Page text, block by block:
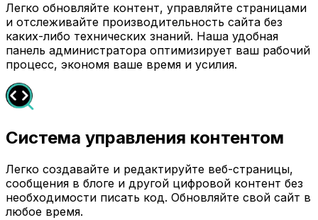
Легко обновляйте контент, управляйте страницами
и отслеживайте производительность сайта без
каких-либо технических знаний. Наша удобная
панель администратора оптимизирует ваш рабочий
процесс, экономя ваше время и усилия.
Система управления контентом
Легко создавайте и редактируйте веб-страницы,
сообщения в блоге и другой цифровой контент без
необходимости писать код. Обновляйте свой сайт в
любое время.